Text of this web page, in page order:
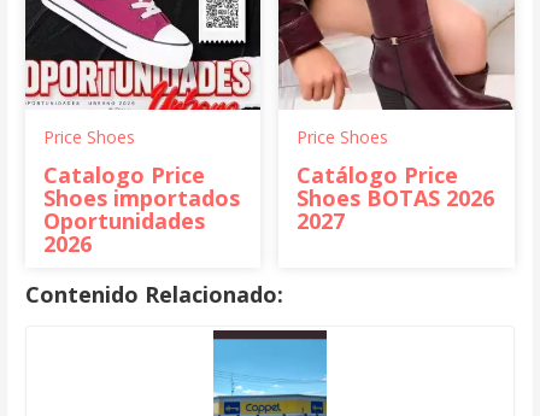
Price Shoes
Catalogo Price
Shoes importados
Oportunidades
2026
Price Shoes
Catálogo Price
Shoes BOTAS 2026
2027
Contenido Relacionado: